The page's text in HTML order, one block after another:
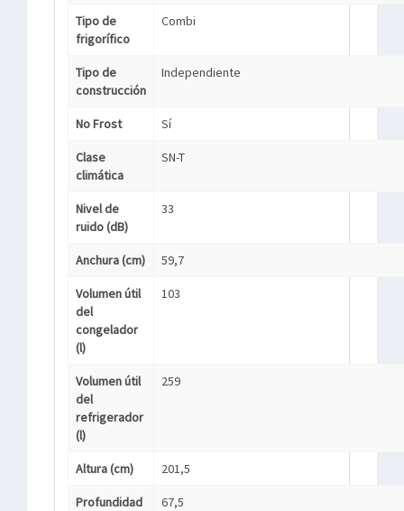
Tipo de
frigorífico
Combi
Tipo de
construcción
Independiente
No Frost Sí
Clase
climática
SN-T
Nivel de
ruido (dB)
33
Anchura (cm) 59,7
Volumen útil
del
congelador
(l)
103
Volumen útil
del
refrigerador
(l)
259
Altura (cm) 201,5
Profundidad
67,5